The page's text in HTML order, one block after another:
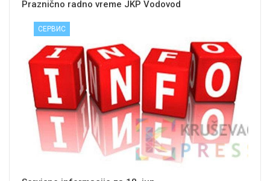
Praznično radno vreme JKP Vodovod
СЕРВИС